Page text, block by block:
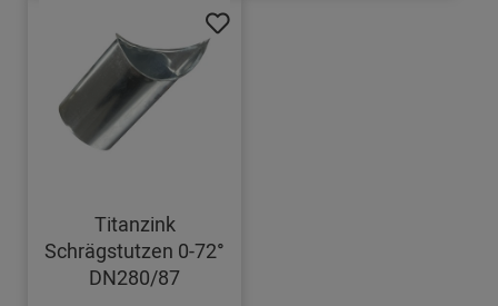
Titanzink
Schrägstutzen 0-72°
DN280/87